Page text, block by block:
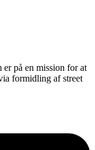
på en mission for at
formidling af street